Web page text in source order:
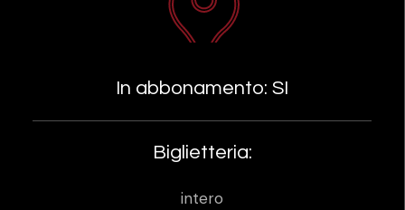
In abbonamento: SI
Biglietteria:
intero